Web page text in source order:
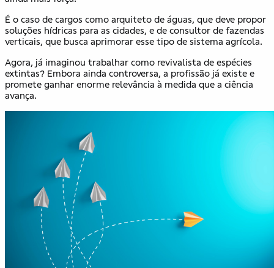
É o caso de cargos como arquiteto de águas, que deve propor
soluções hídricas para as cidades, e de consultor de fazendas
verticais, que busca aprimorar esse tipo de sistema agrícola.
Agora, já imaginou trabalhar como revivalista de espécies
extintas? Embora ainda controversa, a profissão já existe e
promete ganhar enorme relevância à medida que a ciência
avança.